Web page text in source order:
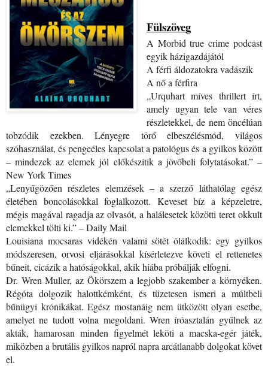
Fülszöveg
A ​Morbid true crime podcast
egyik házigazdájától
A férfi áldozatokra vadászik
A nő a férfira
„Urquhart míves thrillert írt,
amely ugyan tele van véres
részletekkel, de nem öncélúan
tobzódik ezekben. Lényegre törő elbeszélésmód, világos
szóhasználat, és pengeéles kapcsolat a patológus és a gyilkos között
– mindezek az elemek jól előkészítik a jövőbeli folytatásokat.” –
New York Times
„Lenyűgözően részletes elemzések – a szerző láthatólag egész
életében boncolásokkal foglalkozott. Keveset bíz a képzeletre,
mégis magával ragadja az olvasót, a halálesetek közötti teret okkult
elemekkel tölti ki.” – Daily Mail
Louisiana mocsaras vidékén valami sötét ólálkodik: egy gyilkos
módszeresen, orvosi eljárásokkal kísérletezve követi el rettenetes
bűneit, cicázik a hatóságokkal, akik hiába próbálják elfogni.
Dr. Wren Muller, az Ökörszem a legjobb szakember a környéken.
Régóta dolgozik halottkémként, és tüzetesen ismeri a múltbeli
bűnügyi krónikákat. Egész mostanáig nem ütközött olyan esetbe,
amelyet ne tudott volna megoldani. Wren íróasztalán gyűlnek az
akták, hamarosan minden figyelmét leköti a macska-egér játék,
miközben a brutális gyilkos napról napra arcátlanabb dolgokat követ
el.